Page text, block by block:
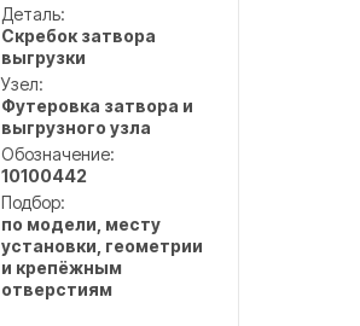
Деталь:
Скребок затвора
выгрузки
Узел:
Футеровка затвора и
выгрузного узла
Обозначение:
10100442
Подбор:
по модели, месту
установки, геометрии
и крепёжным
отверстиям